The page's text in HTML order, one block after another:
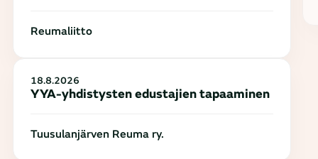
Reumaliitto
18.8.2026
YYA-yhdistysten edustajien tapaaminen
Tuusulanjärven Reuma ry.